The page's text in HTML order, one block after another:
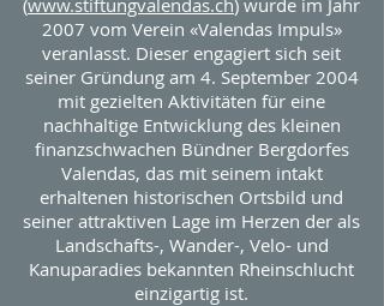
(www.stiftungvalendas.ch) wurde im Jahr
2007 vom Verein «Valendas Impuls»
veranlasst. Dieser engagiert sich seit
seiner Gründung am 4. September 2004
mit gezielten Aktivitäten für eine
nachhaltige Entwicklung des kleinen
finanzschwachen Bündner Bergdorfes
Valendas, das mit seinem intakt
erhaltenen historischen Ortsbild und
seiner attraktiven Lage im Herzen der als
Landschafts-, Wander-, Velo- und
Kanuparadies bekannten Rheinschlucht
einzigartig ist.